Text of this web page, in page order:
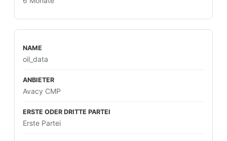
oil_data
Avacy CMP
Erste Partei